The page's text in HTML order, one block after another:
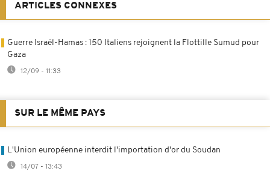
ARTICLES CONNEXES
Guerre Israël-Hamas : 150 Italiens rejoignent la Flottille Sumud pour
Gaza
12/09 - 11:33
SUR LE MÊME PAYS
L'Union européenne interdit l'importation d'or du Soudan
14/07 - 13:43